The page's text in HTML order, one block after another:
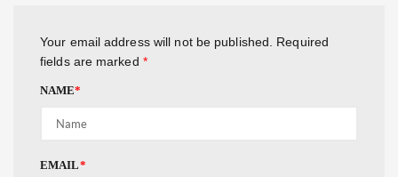
Your email address will not be published.
Required
fields are marked *
NAME*
EMAIL*